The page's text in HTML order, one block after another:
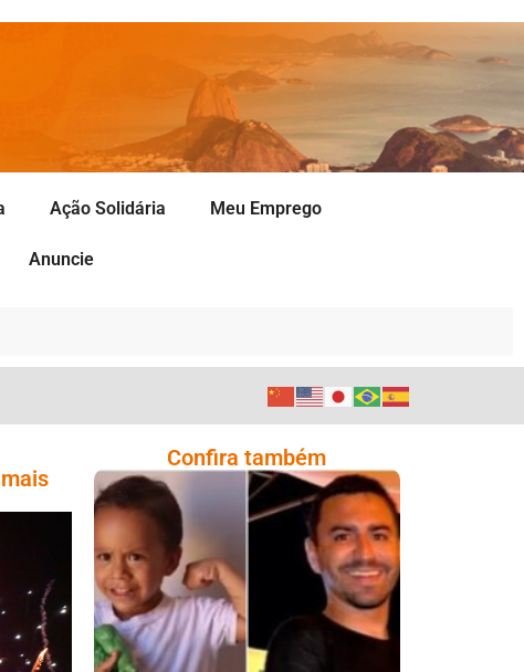
Ação Solidária Meu Emprego
Anuncie
Confira também
Comoção Marca
Despedida De
Menino De 3 Anos E
Reacende Debate
Sobre Proteção À
Infância